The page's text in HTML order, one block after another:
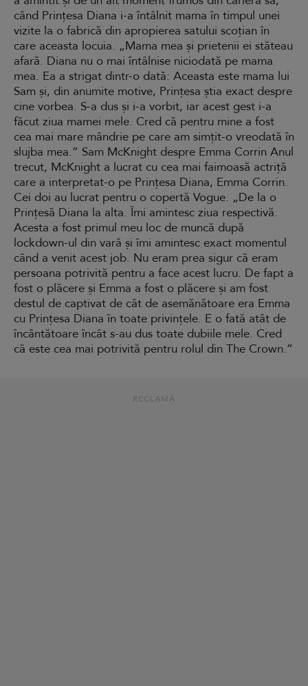
când Prințesa Diana i-a întâlnit mama în timpul unei
vizite la o fabrică din apropierea satului scoțian în
care aceasta locuia. „Mama mea și prietenii ei stăteau
afară. Diana nu o mai întâlnise niciodată pe mama
mea. Ea a strigat dintr-o dată: Aceasta este mama lui
Sam și, din anumite motive, Prințesa știa exact despre
cine vorbea. S-a dus și i-a vorbit, iar acest gest i-a
făcut ziua mamei mele. Cred că pentru mine a fost
cea mai mare mândrie pe care am simțit-o vreodată în
slujba mea.” Sam McKnight despre Emma Corrin Anul
trecut, McKnight a lucrat cu cea mai faimoasă actriță
care a interpretat-o pe Prințesa Diana, Emma Corrin.
Cei doi au lucrat pentru o copertă Vogue. „De la o
Prințesă Diana la alta. Îmi amintesc ziua respectivă.
Acesta a fost primul meu loc de muncă după
lockdown-ul din vară și îmi amintesc exact momentul
când a venit acest job. Nu eram prea sigur că eram
persoana potrivită pentru a face acest lucru. De fapt a
fost o plăcere și Emma a fost o plăcere și am fost
destul de captivat de cât de asemănătoare era Emma
cu Prințesa Diana în toate privințele. E o fată atât de
încântătoare încât s-au dus toate dubiile mele. Cred
că este cea mai potrivită pentru rolul din The Crown.”
RECLAMĂ